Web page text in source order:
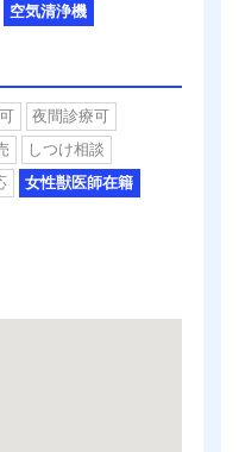
空気清浄機
夜間診療可
しつけ相談
女性獣医師在籍